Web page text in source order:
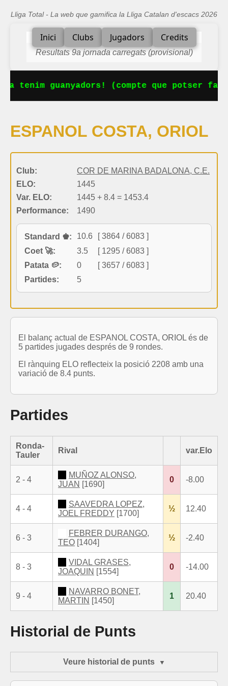
Lliga Total - La web que gamifica la Lliga Catalan d'escacs 2026
Inici Clubs Jugadors Credits
Resultats 9a jornada carregats (provisional)
tenim guanyadors! (compte que potser
ESPANOL COSTA, ORIOL
Club:
COR DE MARINA BADALONA, C.E.
ELO:
1445
Var. ELO:
1445 + 8.4 = 1453.4
Performance:
1490
Standard ♚: 10.6
[ 3864 / 6083 ]
Coet 🚀:
3.5
[ 1295 / 6083 ]
Patata 🥔:
0
[ 3657 / 6083 ]
Partides:
5
El balanç actual de ESPANOL COSTA, ORIOL és de
5 partides jugades després de 9 rondes.
El rànquing ELO reflecteix la posició 2208 amb una
variació de 8.4 punts.
Partides
Ronda-
Tauler
Rival var.Elo
2 - 4
MUÑOZ ALONSO,
JUAN [1690]
0 -8.00
4 - 4
SAAVEDRA LOPEZ,
JOEL FREDDY [1700]
½ 12.40
6 - 3
FEBRER DURANGO,
TEO [1404]
½ -2.40
8 - 3
VIDAL GRASES,
JOAQUIN [1554]
0 -14.00
9 - 4
NAVARRO BONET,
MARTIN [1450]
1 20.40
Historial de Punts
Veure historial de punts